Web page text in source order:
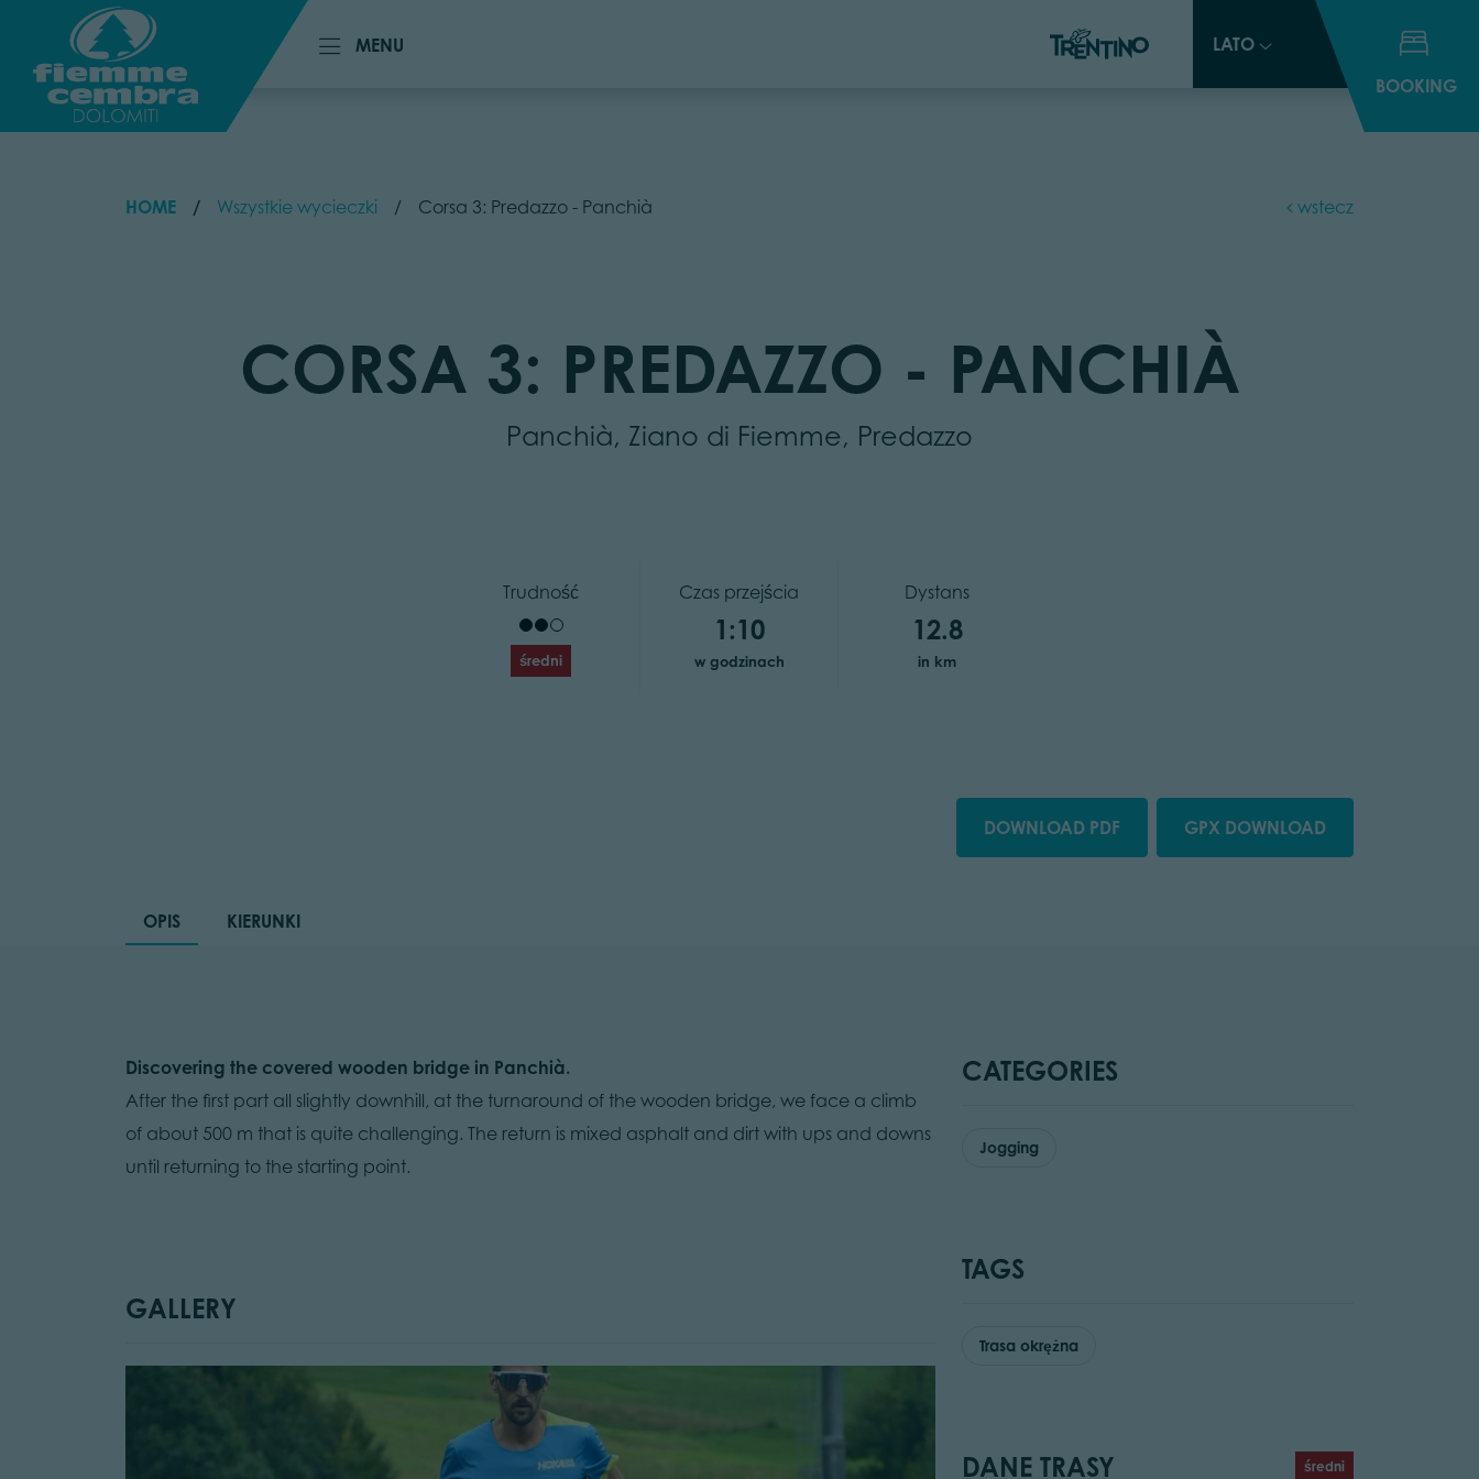
MENU
LATO
BOOKING
MENU
LATO
BOOKING
HOME Wszystkie wycieczki Corsa 3: Predazzo - Panchià wstecz
CORSA 3: PREDAZZO - PANCHIÀ
Panchià, Ziano di Fiemme, Predazzo
Trudność
średni
Czas przejścia
1:10
w godzinach
Dystans
12.8
in km
DOWNLOAD PDF GPX DOWNLOAD
OPIS KIERUNKI
Discovering the covered wooden bridge in Panchià.
After the first part all slightly downhill, at the turnaround of the wooden bridge, we face a climb
of about 500 m that is quite challenging. The return is mixed asphalt and dirt with ups and downs
until returning to the starting point.
GALLERY
CATEGORIES
Jogging
TAGS
Trasa okrężna
DANE TRASY średni